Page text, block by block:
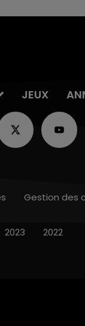
JEUX
Gestion des
2023 2022